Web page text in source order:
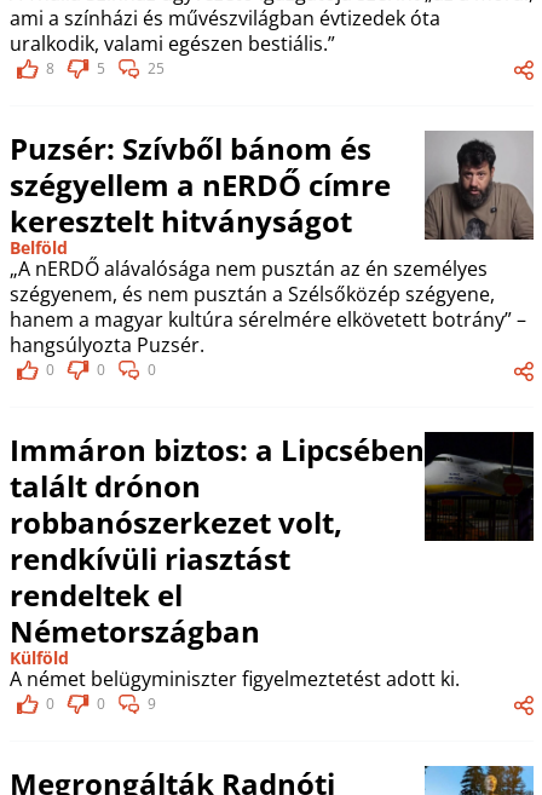
ami a színházi és művészvilágban évtizedek óta
uralkodik, valami egészen bestiális.”
8 5 25
Puzsér: Szívből bánom és
szégyellem a nERDŐ címre
keresztelt hitványságot
Belföld
„A nERDŐ alávalósága nem pusztán az én személyes
szégyenem, és nem pusztán a Szélsőközép szégyene,
hanem a magyar kultúra sérelmére elkövetett botrány” –
hangsúlyozta Puzsér.
0 0 0
Immáron biztos: a Lipcsében
talált drónon
robbanószerkezet volt,
rendkívüli riasztást
rendeltek el
Németországban
Külföld
A német belügyminiszter figyelmeztetést adott ki.
0 0 9
Megrongálták Radnóti